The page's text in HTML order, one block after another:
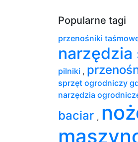
Popularne tagi
przenośniki
narzędzia
pilniki ,
sprzęt ogrodniczy
narzędzia
baciar ,